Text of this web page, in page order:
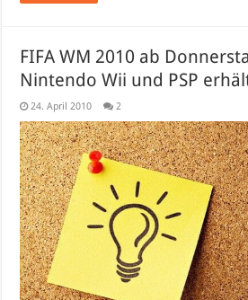
FIFA WM 2010 ab
Nintendo Wii und PSP
24. April 2010 2